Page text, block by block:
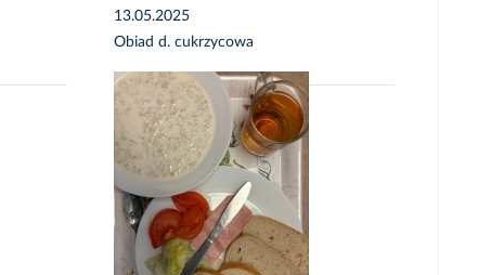
13.05.2025
Obiad d. cukrzycowa